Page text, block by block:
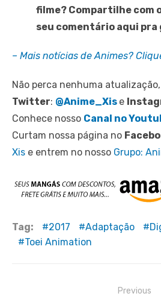
filme? Compartilhe com
seu comentário aqui pra
– Mais notícias de Animes?
Não perca nenhuma
Twitter: @Anime_Xis e
Conhece nosso Canal no
Curtam nossa página no
Xis e entrem no nosso Grupo:
Tag: 2017 Adaptação
Toei Animation
Previous